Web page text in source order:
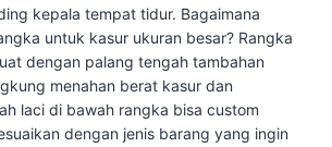
kepala tempat tidur. Bagaimana
untuk kasur ukuran besar? Rangka
dengan palang tengah tambahan
menahan berat kasur dan
laci di bawah rangka bisa custom
dengan jenis barang yang ingin